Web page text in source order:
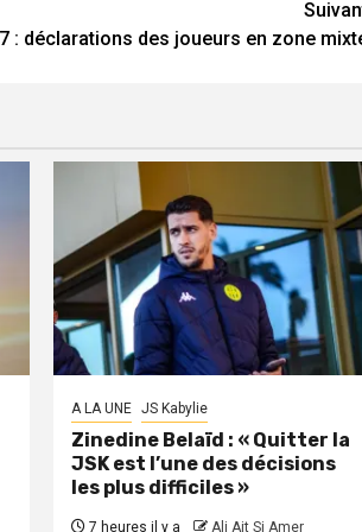
: déclarations des joueurs en zone
A LA UNE JS Kabylie
Zinedine Belaïd : « Quitter la
JSK est l’une des décisions
les plus difficiles »
7 heures il y a Ali Ait Si Amer